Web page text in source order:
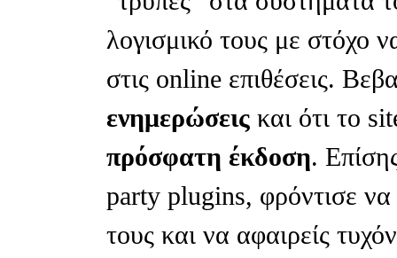
λογισμικό τους με στόχο
στις online επιθέσεις.
ενημερώσεις και ότι το
πρόσφατη έκδοση.
party plugins, φρόντισε να
τους και να αφαιρείς